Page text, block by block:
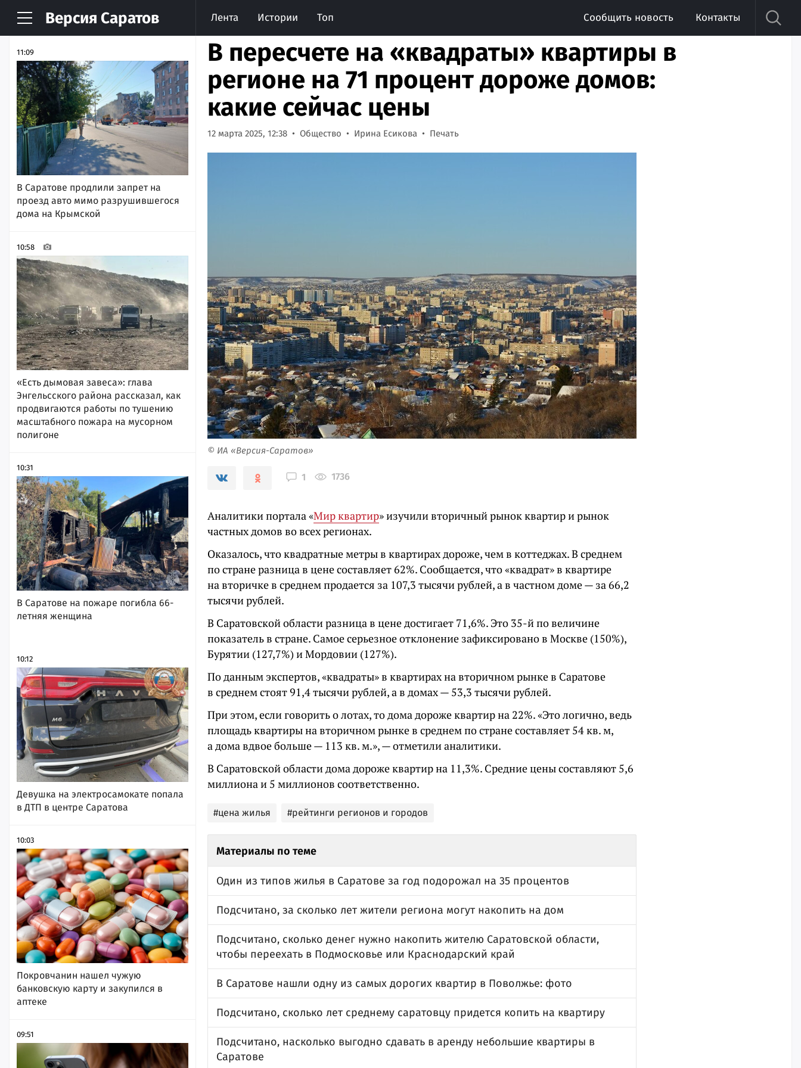
Версия Саратов Лента Истории Топ Сообщить новость Контакты
НОВОСТИ АРХИВ
11:09
В Саратове продлили запрет на
проезд авто мимо разрушившегося
дома на Крымской
10:58
«Есть дымовая завеса»: глава
Энгельсского района рассказал, как
продвигаются работы по тушению
масштабного пожара на мусорном
полигоне
10:31
В Саратове на пожаре погибла 66-
летняя женщина
10:12
Девушка на электросамокате попала
в ДТП в центре Саратова
10:03
Покровчанин нашел чужую
банковскую карту и закупился в
аптеке
09:51
В пересчете на «квадраты» квартиры в
регионе на 71 процент дороже домов:
какие сейчас цены
12 марта 2025, 12:38 Общество Ирина Есикова Печать
© ИА «Версия-Саратов»
1 1736
Аналитики портала «Мир квартир» изучили вторичный рынок квартир и рынок
частных домов во всех регионах.
Оказалось, что квадратные метры в квартирах дороже, чем в коттеджах. В среднем
по стране разница в цене составляет 62%. Сообщается, что «квадрат» в квартире
на вторичке в среднем продается за 107,3 тысячи рублей, а в частном доме — за 66,2
тысячи рублей.
В Саратовской области разница в цене достигает 71,6%. Это 35-й по величине
показатель в стране. Самое серьезное отклонение зафиксировано в Москве (150%),
Бурятии (127,7%) и Мордовии (127%).
По данным экспертов, «квадраты» в квартирах на вторичном рынке в Саратове
в среднем стоят 91,4 тысячи рублей, а в домах — 53,3 тысячи рублей.
При этом, если говорить о лотах, то дома дороже квартир на 22%. «Это логично, ведь
площадь квартиры на вторичном рынке в среднем по стране составляет 54 кв. м,
а дома вдвое больше — 113 кв. м.», — отметили аналитики.
В Саратовской области дома дороже квартир на 11,3%. Средние цены составляют 5,6
миллиона и 5 миллионов соответственно.
#цена жилья #рейтинги регионов и городов
Материалы по теме
Один из типов жилья в Саратове за год подорожал на 35 процентов
Подсчитано, за сколько лет жители региона могут накопить на дом
Подсчитано, сколько денег нужно накопить жителю Саратовской области,
чтобы переехать в Подмосковье или Краснодарский край
В Саратове нашли одну из самых дорогих квартир в Поволжье: фото
Подсчитано, сколько лет среднему саратовцу придется копить на квартиру
Подсчитано, насколько выгодно сдавать в аренду небольшие квартиры в
Саратове